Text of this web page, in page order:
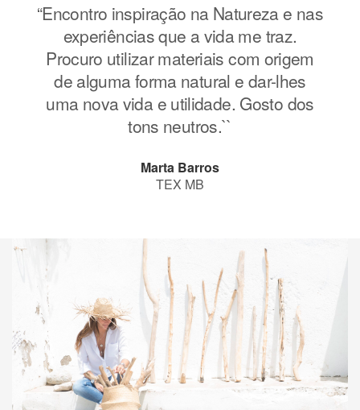
“Encontro inspiração na Natureza e nas
experiências que a vida me traz.
Procuro utilizar materiais com origem
de alguma forma natural e dar-lhes
uma nova vida e utilidade. Gosto dos
tons neutros.``
Marta Barros
TEX MB